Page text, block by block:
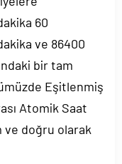
60
ve 86400
bir tam
Eşitlenmiş
Atomik Saat
ve doğru olarak